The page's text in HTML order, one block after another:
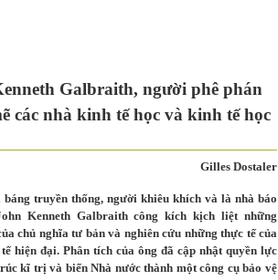
Galbraith, người phê phán
các nhà kinh tế học và kinh tế học
Gilles Dostaler
truyền thống, người khiêu khích và là nhà báo
Kenneth Galbraith công kích kịch liệt những
chủ nghĩa tư bản và nghiên cứu những thực tế của
hiện đại. Phân tích của ông đã cập nhật quyền lực
kĩ trị và biến Nhà nước thành một công cụ bảo vệ